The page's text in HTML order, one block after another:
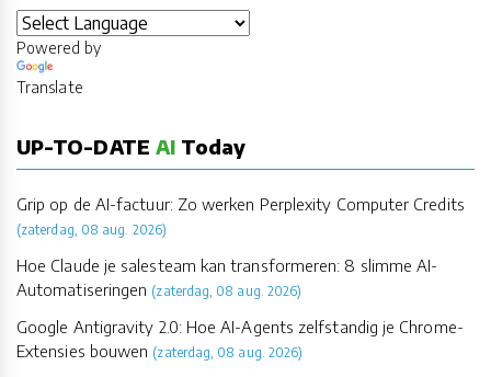
Powered by
Translate
UP-TO-DATE AI Today
Grip op de AI-factuur: Zo werken Perplexity Computer Credits
(zaterdag, 08 aug. 2026)
Hoe Claude je salesteam kan transformeren: 8 slimme AI-
Automatiseringen (zaterdag, 08 aug. 2026)
Google Antigravity 2.0: Hoe AI-Agents zelfstandig je Chrome-
Extensies bouwen (zaterdag, 08 aug. 2026)